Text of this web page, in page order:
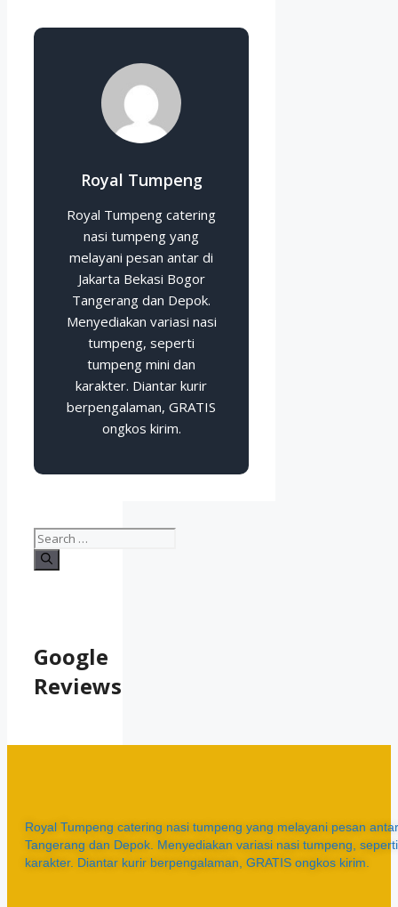
Royal Tumpeng
Royal Tumpeng catering
nasi tumpeng yang
melayani pesan antar di
Jakarta Bekasi Bogor
Tangerang dan Depok.
Menyediakan variasi nasi
tumpeng, seperti
tumpeng mini dan
karakter. Diantar kurir
berpengalaman, GRATIS
ongkos kirim.
Search
for:
Google
Reviews
Royal Tumpeng catering nasi tumpeng yang melayani pesan
Tangerang dan Depok. Menyediakan variasi nasi tumpeng,
karakter. Diantar kurir berpengalaman, GRATIS ongkos kirim.